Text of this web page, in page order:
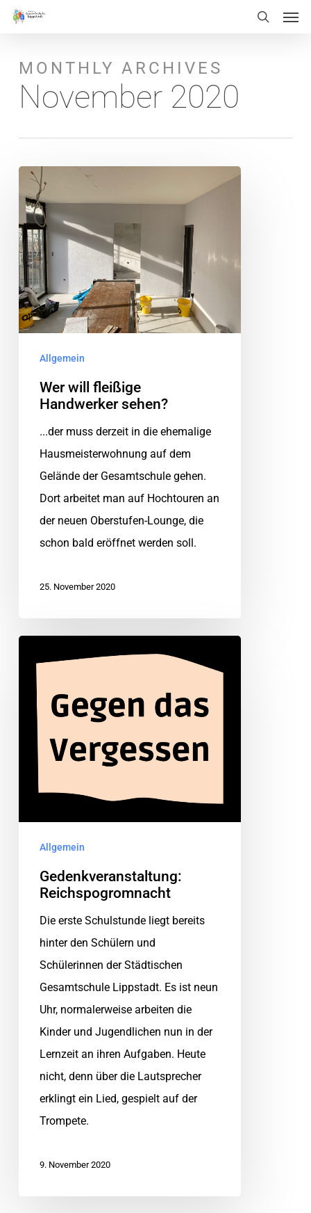
Skip
contentMONTHLY ARCHIVES
November 2020
Allgemein
Wer will fleißige
Handwerker sehen?
...der muss derzeit in die ehemalige
Hausmeisterwohnung auf dem
Gelände der Gesamtschule gehen.
Dort arbeitet man auf Hochtouren an
der neuen Oberstufen-Lounge, die
schon bald eröffnet werden soll.
25. November 2020
Allgemein
Gedenkveranstaltung:
Reichspogromnacht
Die erste Schulstunde liegt bereits
hinter den Schülern und
Schülerinnen der Städtischen
Gesamtschule Lippstadt. Es ist neun
Uhr, normalerweise arbeiten die
Kinder und Jugendlichen nun in der
Lernzeit an ihren Aufgaben. Heute
nicht, denn über die Lautsprecher
erklingt ein Lied, gespielt auf der
Trompete.
9. November 2020
Menu